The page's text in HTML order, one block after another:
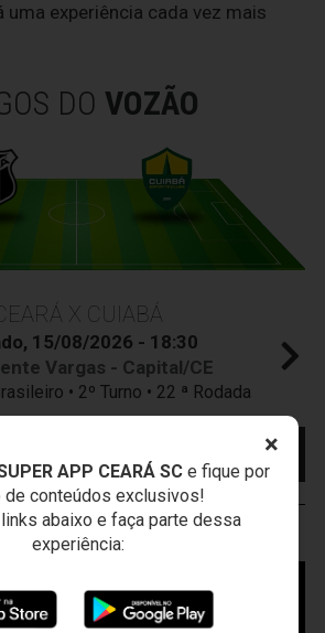
×
APP CEARÁ SCe fique por
de conteúdos exclusivos!
abaixo e faça parte dessa
experiência:
uma experiência cada vez mais
DO VOZÃO
X CUIABÁ
15/08/2026 - 18:30
Vargas - Capital/CE
• 2º Turno • 22 ª Rodada
INGRESSO
VOZÃOTV